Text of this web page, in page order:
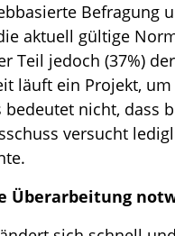
Befragung
aktuell gültige
Teil jedoch (37%)
läuft ein Projekt,
bedeutet nicht, dass
versucht
Überarbeitung